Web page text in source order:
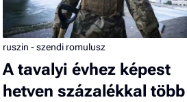
ruszin - szendi romulusz
A tavalyi évhez képest
hetven százalékkal több